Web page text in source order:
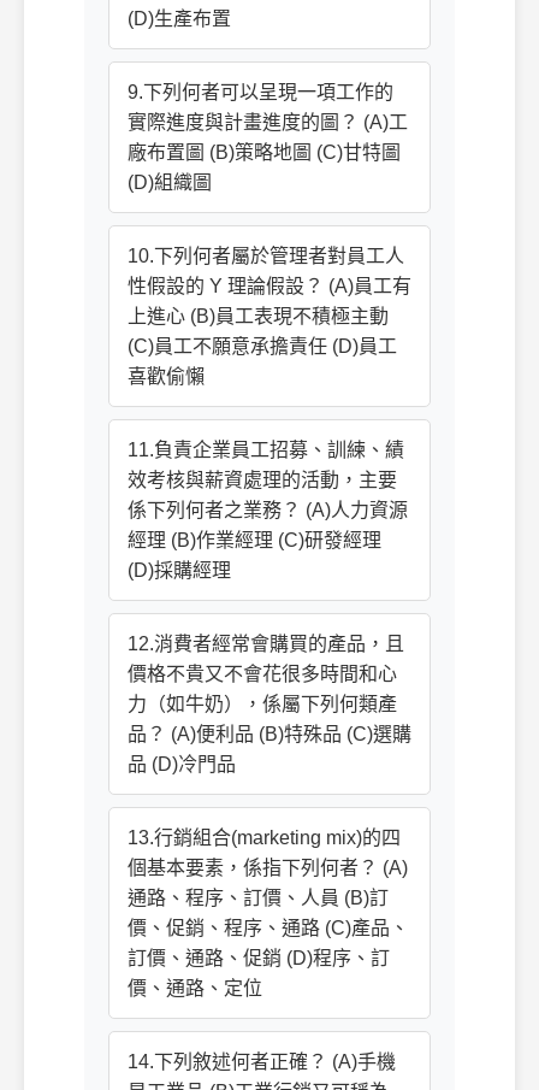
(D)生產布置
9.下列何者可以呈現一項工作的
實際進度與計畫進度的圖？ (A)工
廠布置圖 (B)策略地圖 (C)甘特圖
(D)組織圖
10.下列何者屬於管理者對員工人
性假設的 Y 理論假設？ (A)員工有
上進心 (B)員工表現不積極主動
(C)員工不願意承擔責任 (D)員工
喜歡偷懶
11.負責企業員工招募、訓練、績
效考核與薪資處理的活動，主要
係下列何者之業務？ (A)人力資源
經理 (B)作業經理 (C)研發經理
(D)採購經理
12.消費者經常會購買的產品，且
價格不貴又不會花很多時間和心
力（如牛奶），係屬下列何類產
品？ (A)便利品 (B)特殊品 (C)選購
品 (D)冷門品
13.行銷組合(marketing mix)的四
個基本要素，係指下列何者？ (A)
通路、程序、訂價、人員 (B)訂
價、促銷、程序、通路 (C)產品、
訂價、通路、促銷 (D)程序、訂
價、通路、定位
14.下列敘述何者正確？ (A)手機